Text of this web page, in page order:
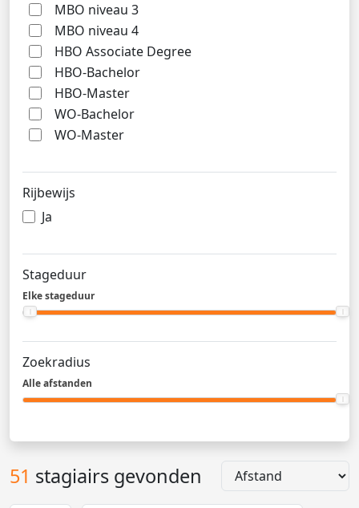
MBO niveau 3
MBO niveau 4
HBO Associate Degree
HBO-Bachelor
HBO-Master
WO-Bachelor
WO-Master
Rijbewijs
Ja
Stageduur
Elke stageduur
Zoekradius
Alle afstanden
51 stagiairs gevonden